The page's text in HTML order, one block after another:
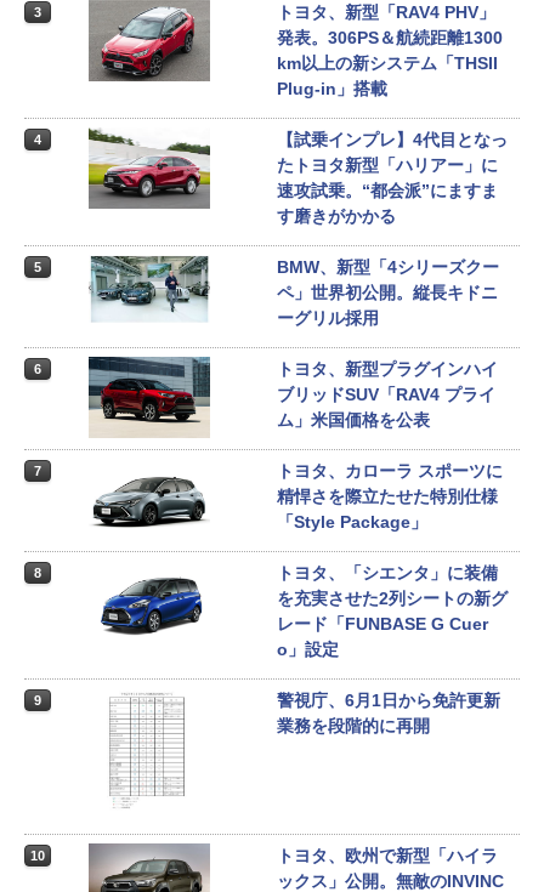
3
トヨタ、新型「RAV4 PHV」
発表。306PS＆航続距離1300
km以上の新システム「THSII
Plug-in」搭載
4
【試乗インプレ】4代目となっ
たトヨタ新型「ハリアー」に
速攻試乗。“都会派”にますま
す磨きがかかる
5
BMW、新型「4シリーズクー
ペ」世界初公開。縦長キドニ
ーグリル採用
6
トヨタ、新型プラグインハイ
ブリッドSUV「RAV4 プライ
ム」米国価格を公表
7
トヨタ、カローラ スポーツに
精悍さを際立たせた特別仕様
「Style Package」
8
トヨタ、「シエンタ」に装備
を充実させた2列シートの新グ
レード「FUNBASE G Cuer
o」設定
9
警視庁、6月1日から免許更新
業務を段階的に再開
10
トヨタ、欧州で新型「ハイラ
ックス」公開。無敵のINVINC